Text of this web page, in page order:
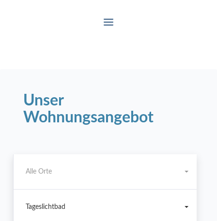
Unser
Wohnungsangebot
Alle Orte
Tageslichtbad